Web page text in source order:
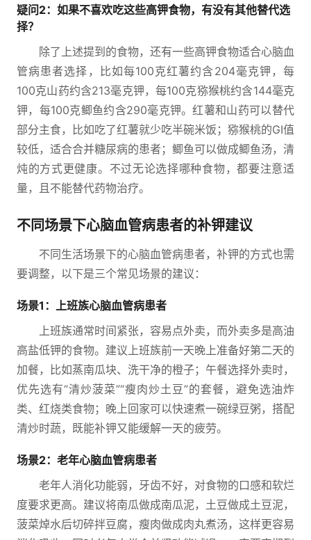
疑问2：如果不喜欢吃这些高钾食物，有没有其他替代选
择？
除了上述提到的食物，还有一些高钾食物适合心脑血
管病患者选择，比如每100克红薯约含204毫克钾，每
100克山药约含213毫克钾，每100克猕猴桃约含144毫克
钾，每100克鲫鱼约含290毫克钾。红薯和山药可以替代
部分主食，比如吃了红薯就少吃半碗米饭；猕猴桃的GI值
较低，适合合并糖尿病的患者；鲫鱼可以做成鲫鱼汤，清
炖的方式更健康。不过无论选择哪种食物，都要注意适
量，且不能替代药物治疗。
不同场景下心脑血管病患者的补钾建议
不同生活场景下的心脑血管病患者，补钾的方式也需
要调整，以下是三个常见场景的建议：
场景1：上班族心脑血管病患者
上班族通常时间紧张，容易点外卖，而外卖多是高油
高盐低钾的食物。建议上班族前一天晚上准备好第二天的
加餐，比如蒸南瓜块、洗干净的橙子；午餐选择外卖时，
优先选有“清炒菠菜”“瘦肉炒土豆”的套餐，避免选油炸
类、红烧类食物；晚上回家可以快速煮一碗绿豆粥，搭配
清炒时蔬，既能补钾又能缓解一天的疲劳。
场景2：老年心脑血管病患者
老年人消化功能弱，牙齿不好，对食物的口感和软烂
度要求更高。建议将南瓜做成南瓜泥，土豆做成土豆泥，
菠菜焯水后切碎拌豆腐，瘦肉做成肉丸煮汤，这样更容易